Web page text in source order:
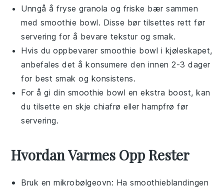
Unngå å frysegranola og friske bær sammen
medsmoothie bowl. Disse bør tilsettes rett før
servering for å bevare tekstur og smak.
Hvis du oppbevarer smoothie bowl i kjøleskapet,
anbefales det å konsumere den innen 2-3 dager
for best smak og konsistens.
For å gi din smoothie bowl en ekstra boost, kan
du tilsette en skjechiafrø ellerhampfrø før
servering.
Hvordan Varmes Opp Rester
Bruk enmikrobølgeovn: Ha smoothieblandingen